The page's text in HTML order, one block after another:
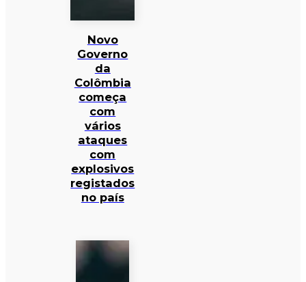
Novo
Governo
da
Colômbia
começa
com
vários
ataques
com
explosivos
registados
no país